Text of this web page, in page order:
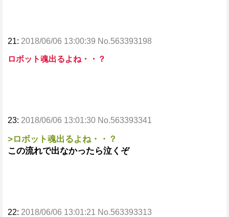
21: 2018/06/06 13:00:39 No.563393198
ロボット魂出るよね・・？
23: 2018/06/06 13:01:30 No.563393341
>ロボット魂出るよね・・？
この流れで出なかったら泣くぞ
22: 2018/06/06 13:01:21 No.563393313